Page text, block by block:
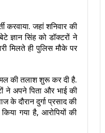
करवाया. जहां शनिवार की
ज्ञान सिंह को डॉक्टरों ने
मिलते ही पुलिस मौके पर
की तलाश शुरू कर दी है.
ने अपने पिता और भाई की
के दौरान दुर्गा प्रसाद की
गया है, आरोपियों की